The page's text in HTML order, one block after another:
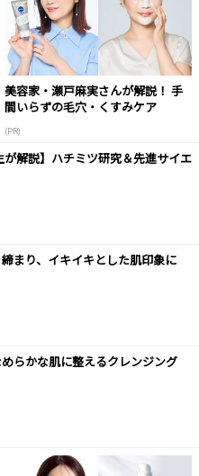
美容家・瀬戸麻実さんが解説！ 手
間いらずの毛穴・くすみケア
(PR)
が解説】ハチミツ研究＆先進サイエ
まり、イキイキとした肌印象に
らかな肌に整えるクレンジング